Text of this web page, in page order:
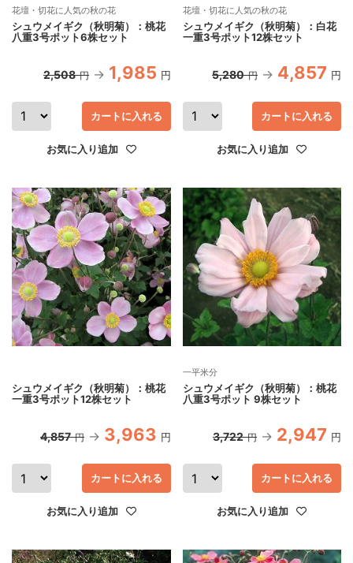
花壇・切花に人気の秋の花
シュウメイギク（秋明菊）：桃花
八重3号ポット6株セット
2,508 円 1,985 円
お気に入り追加
カートに入れる
花壇・切花に人気の秋の花
シュウメイギク（秋明菊）：白花
一重3号ポット12株セット
5,280 円 4,857 円
お気に入り追加
カートに入れる
シュウメイギク（秋明菊）：桃花
一重3号ポット12株セット
4,857 円 3,963 円
お気に入り追加
カートに入れる
一平米分
シュウメイギク（秋明菊）：桃花
八重3号ポット 9株セット
3,722 円 2,947 円
お気に入り追加
カートに入れる